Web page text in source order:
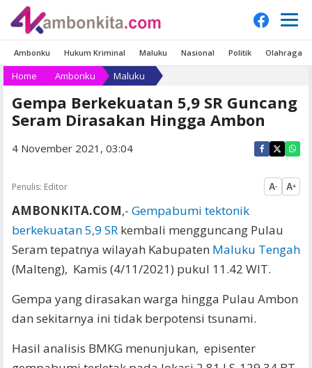
Ambonku Hukum Kriminal Maluku Nasional Politik Olahraga
Home Ambonku Maluku
Gempa Berkekuatan 5,9 SR Guncang
Seram Dirasakan Hingga Ambon
4 November 2021, 03:04
Penulis: Editor A- A+
AMBONKITA.COM,- Gempabumi tektonik
berkekuatan 5,9 SR kembali mengguncang Pulau
Seram tepatnya wilayah Kabupaten Maluku Tengah
(Malteng), Kamis (4/11/2021) pukul 11.42 WIT.
Gempa yang dirasakan warga hingga Pulau Ambon
dan sekitarnya ini tidak berpotensi tsunami.
Hasil analisis BMKG menunjukan, episenter